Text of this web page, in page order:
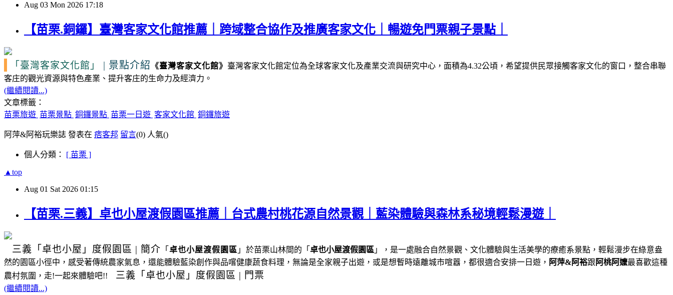
Aug 03 Mon 2026 17:18
【苗栗.銅鑼】臺灣客家文化館推薦｜跨域整合協作及推廣客家文化｜暢遊免門票親子景點｜
「臺灣客家文化館」 | 景點介紹 《臺灣客家文化館》 臺灣客家文化館定位為全球客家文化及產業交流與研究中心， 面積為4.32公頃，希望提供民眾接觸客家文化的窗口，整合串聯
客庄的觀光資源與特色產業、提升客庄的生命力及經濟力。
(繼續閱讀...)
文章標籤：
苗栗旅遊 苗栗景點 銅鑼景點 苗栗一日遊 客家文化館 銅鑼旅遊
阿萍&阿裕玩樂誌 發表在 痞客邦 留言(0) 人氣()
個人分類： [ 苗栗 ]
▲top
Aug 01 Sat 2026 01:15
【苗栗.三義】卓也小屋渡假園區推薦｜台式農村桃花源自然景觀｜藍染體驗與森林系秘境輕鬆漫遊｜
三義 「卓也小屋」度假園區 | 簡介 「 卓也小屋渡假園區 」 於苗栗山林間的「 卓也小屋渡假園區 」，是一處融合自然景觀、文化體驗與生活美學的療癒系景點，輕鬆漫步在綠意盎
然的園區小徑中，感受著傳統農家氣息，還能體驗藍染創作與品嚐健康蔬食料理， 無論是全家親子出遊，或是想暫時遠離城市喧囂，都很適合安排一日遊， 阿萍&阿裕跟 阿桃阿嬤最喜歡這種
農村氛圍，走!一起來體驗吧!!
三義 「卓也小屋」度假園區 | 門票
(繼續閱讀...)